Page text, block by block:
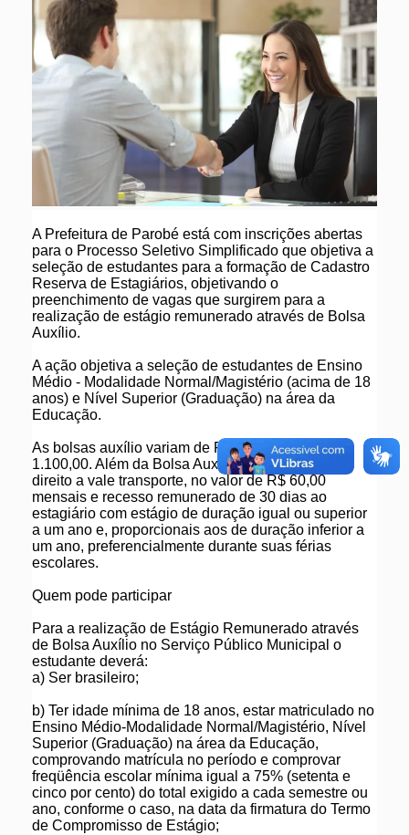
A Prefeitura de Parobé está com inscrições abertas
para o Processo Seletivo Simplificado que objetiva a
seleção de estudantes para a formação de Cadastro
Reserva de Estagiários, objetivando o
preenchimento de vagas que surgirem para a
realização de estágio remunerado através de Bolsa
Auxílio.
A ação objetiva a seleção de estudantes de Ensino
Médio - Modalidade Normal/Magistério (acima de 18
anos) e Nível Superior (Graduação) na área da
Educação.
As bolsas auxílio variam de R$ 550,00 até R$
1.100,00. Além da Bolsa Auxílio, o estagiário terá
direito a vale transporte, no valor de R$ 60,00
mensais e recesso remunerado de 30 dias ao
estagiário com estágio de duração igual ou superior
a um ano e, proporcionais aos de duração inferior a
um ano, preferencialmente durante suas férias
escolares.
Quem pode participar
Para a realização de Estágio Remunerado através
de Bolsa Auxílio no Serviço Público Municipal o
estudante deverá:
a) Ser brasileiro;
b) Ter idade mínima de 18 anos, estar matriculado no
Ensino Médio-Modalidade Normal/Magistério, Nível
Superior (Graduação) na área da Educação,
comprovando matrícula no período e comprovar
freqüência escolar mínima igual a 75% (setenta e
cinco por cento) do total exigido a cada semestre ou
ano, conforme o caso, na data da firmatura do Termo
de Compromisso de Estágio;